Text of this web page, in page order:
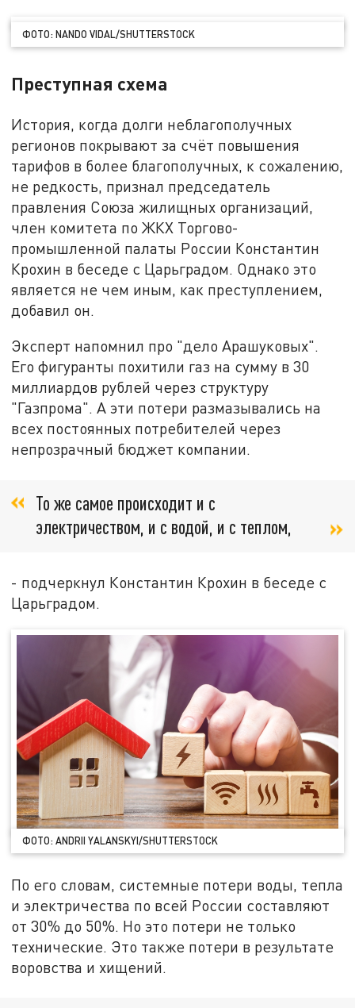
ФОТО: NANDO VIDAL/SHUTTERSTOCK
Преступная схема
История, когда долги неблагополучных
регионов покрывают за счёт повышения
тарифов в более благополучных, к сожалению,
не редкость, признал председатель
правления Союза жилищных организаций,
член комитета по ЖКХ Торгово-
промышленной палаты России Константин
Крохин в беседе с Царьградом. Однако это
является не чем иным, как преступлением,
добавил он.
Эксперт напомнил про "дело Арашуковых".
Его фигуранты похитили газ на сумму в 30
миллиардов рублей через структуру
"Газпрома". А эти потери размазывались на
всех постоянных потребителей через
непрозрачный бюджет компании.
То же самое происходит и с
электричеством, и с водой, и с теплом,
- подчеркнул Константин Крохин в беседе с
Царьградом.
ФОТО: ANDRII YALANSKYI/SHUTTERSTOCK
По его словам, системные потери воды, тепла
и электричества по всей России составляют
от 30% до 50%. Но это потери не только
технические. Это также потери в результате
воровства и хищений.